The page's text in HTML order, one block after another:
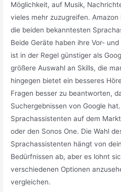
Möglichkeit, auf Musik,
vieles mehr zuzugreifen.
die beiden bekanntesten
Beide Geräte haben ihre Vor-
ist in der Regel günstiger als
größere Auswahl an Skills, die
hingegen bietet ein besseres
Fragen besser zu beantworten,
Suchergebnissen von Google
Sprachassistenten auf dem
oder den Sonos One. Die Wahl
Sprachassistenten hängt von
Bedürfnissen ab, aber es lohnt
verschiedenen Optionen
vergleichen.